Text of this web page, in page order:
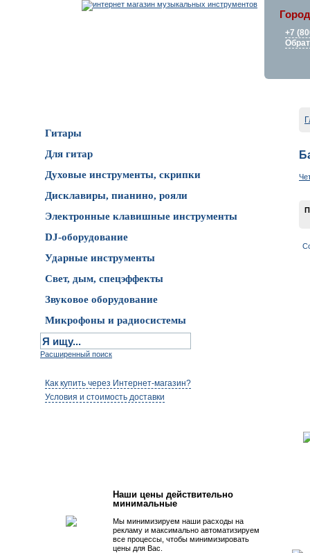
+7
Гитары
Для гитар
Духовые инструменты, скрипки
Дисклавиры, пианино, рояли
Электронные клавишные инструменты
DJ-оборудование
Ударные инструменты
Свет, дым, спецэффекты
Звуковое оборудование
Микрофоны и радиосистемы
Расширенный поиск
Как купить через Интернет-магазин?
Условия и стоимость доставки
Наши цены действительно
минимальные
Мы минимизируем наши расходы на
рекламу и максимально автоматизируем
все процессы, чтобы минимизировать
цены для Вас.